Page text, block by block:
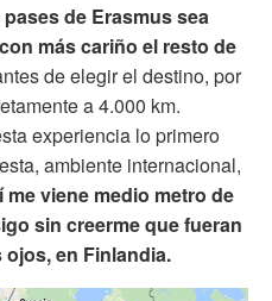
de Erasmus sea
más cariño el resto de
de elegir el destino, por
a 4.000 km.
experiencia lo primero
ambiente internacional,
me viene medio metro de
sin creerme que fueran
ojos, en Finlandia.